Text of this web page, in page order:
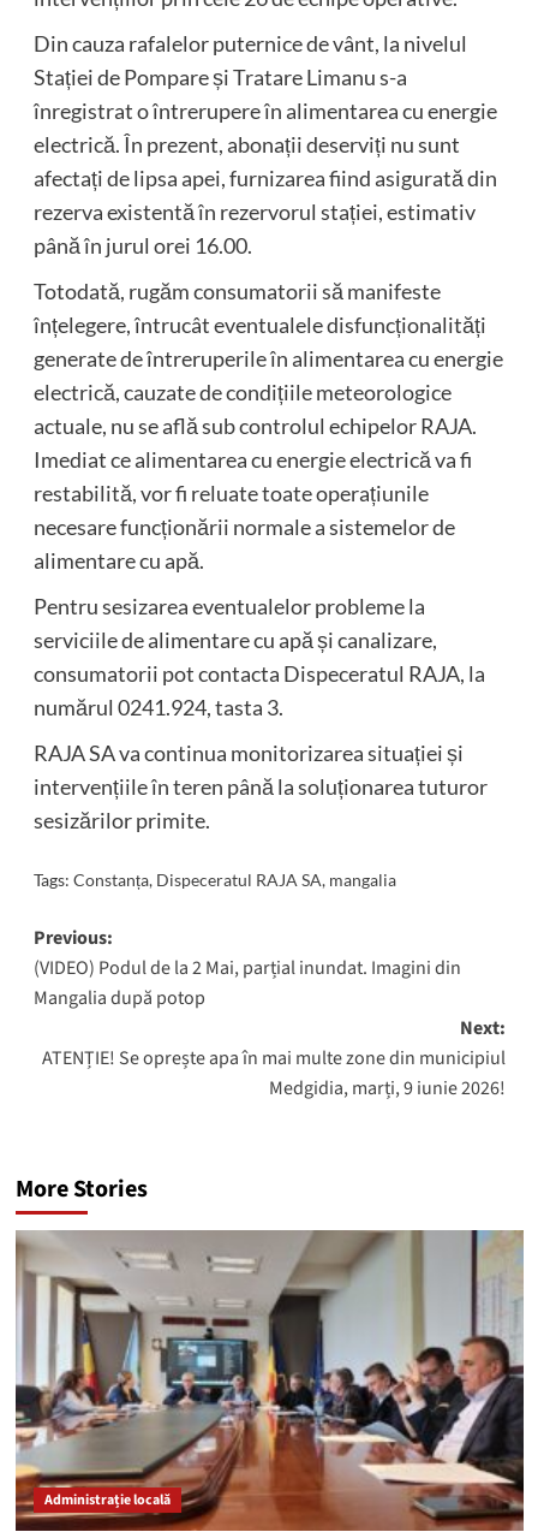
Din cauza rafalelor puternice de vânt, la nivelul
Stației de Pompare și Tratare Limanu s-a
înregistrat o întrerupere în alimentarea cu energie
electrică. În prezent, abonații deserviți nu sunt
afectați de lipsa apei, furnizarea fiind asigurată din
rezerva existentă în rezervorul stației, estimativ
până în jurul orei 16.00.
Totodată, rugăm consumatorii să manifeste
înțelegere, întrucât eventualele disfuncționalități
generate de întreruperile în alimentarea cu energie
electrică, cauzate de condițiile meteorologice
actuale, nu se află sub controlul echipelor RAJA.
Imediat ce alimentarea cu energie electrică va fi
restabilită, vor fi reluate toate operațiunile
necesare funcționării normale a sistemelor de
alimentare cu apă.
Pentru sesizarea eventualelor probleme la
serviciile de alimentare cu apă și canalizare,
consumatorii pot contacta Dispeceratul RAJA, la
numărul 0241.924, tasta 3.
RAJA SA va continua monitorizarea situației și
intervențiile în teren până la soluționarea tuturor
sesizărilor primite.
Tags: Constanța, Dispeceratul RAJA SA, mangalia
Post
navigation
Previous:
(VIDEO) Podul de la 2 Mai, parțial inundat. Imagini din
Mangalia după potop
Next:
ATENȚIE! Se oprește apa în mai multe zone din municipiul
Medgidia, marți, 9 iunie 2026!
More Stories
Administrație locală